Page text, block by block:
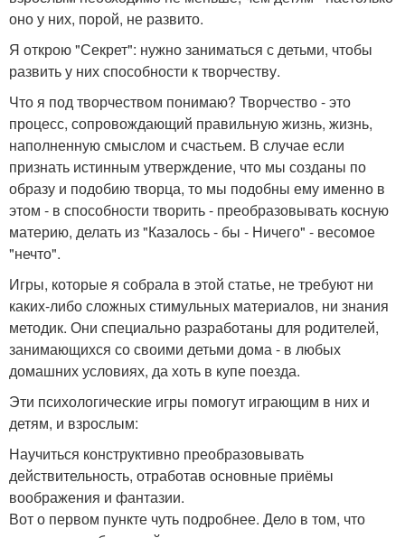
оно у них, порой, не развито.
Я открою "Секрет": нужно заниматься с детьми, чтобы
развить у них способности к творчеству.
Что я под творчеством понимаю? Творчество - это
процесс, сопровождающий правильную жизнь, жизнь,
наполненную смыслом и счастьем. В случае если
признать истинным утверждение, что мы созданы по
образу и подобию творца, то мы подобны ему именно в
этом - в способности творить - преобразовывать косную
материю, делать из "Казалось - бы - Ничего" - весомое
"нечто".
Игры, которые я собрала в этой статье, не требуют ни
каких-либо сложных стимульных материалов, ни знания
методик. Они специально разработаны для родителей,
занимающихся со своими детьми дома - в любых
домашних условиях, да хоть в купе поезда.
Эти психологические игры помогут играющим в них и
детям, и взрослым:
Научиться конструктивно преобразовывать
действительность, отработав основные приёмы
воображения и фантазии.
Вот о первом пункте чуть подробнее. Дело в том, что